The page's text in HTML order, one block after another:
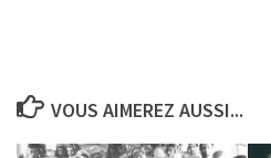
VOUS AIMEREZ AUSSI...